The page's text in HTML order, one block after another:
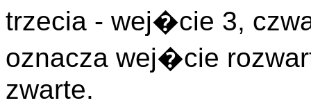
trzecia - wej�cie 3,
oznacza wej�cie
zwarte.